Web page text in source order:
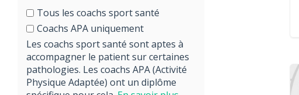
Tous les coachs sport santé
Coachs APA uniquement
Les coachs sport santé sont aptes à
accompagner le patient sur certaines
pathologies. Les coachs APA (Activité
Physique Adaptée) ont un diplôme